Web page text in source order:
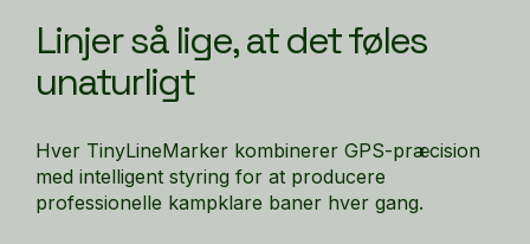
Linjer så lige, at det føles
unaturligt
Hver TinyLineMarker kombinerer GPS-præcision
med intelligent styring for at producere
professionelle kampklare baner hver gang.